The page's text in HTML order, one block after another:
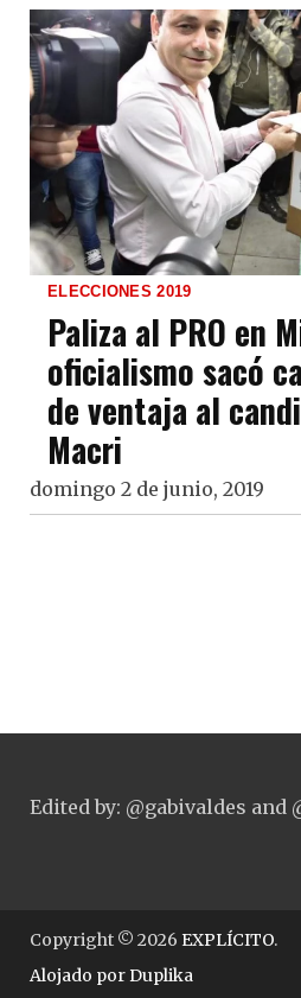
ELECCIONES 2019
Paliza al PRO en
oficialismo sacó
de ventaja al
Macri
domingo 2 de junio, 2019
Edited by: @gabivaldes and
Copyright © 2026 EXPLÍCITO.
Alojado porDuplika